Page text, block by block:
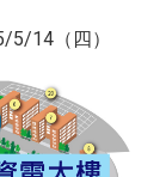
5/14（四）